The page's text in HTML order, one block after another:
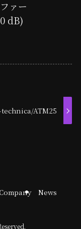
ァー
dB)
ATM25
News